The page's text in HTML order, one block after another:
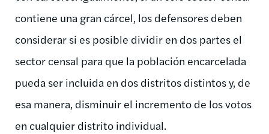
contiene una gran cárcel, los defensores deben
considerar si es posible dividir en dos partes el
sector censal para que la población encarcelada
pueda ser incluida en dos distritos distintos y, de
esa manera, disminuir el incremento de los votos
en cualquier distrito individual.